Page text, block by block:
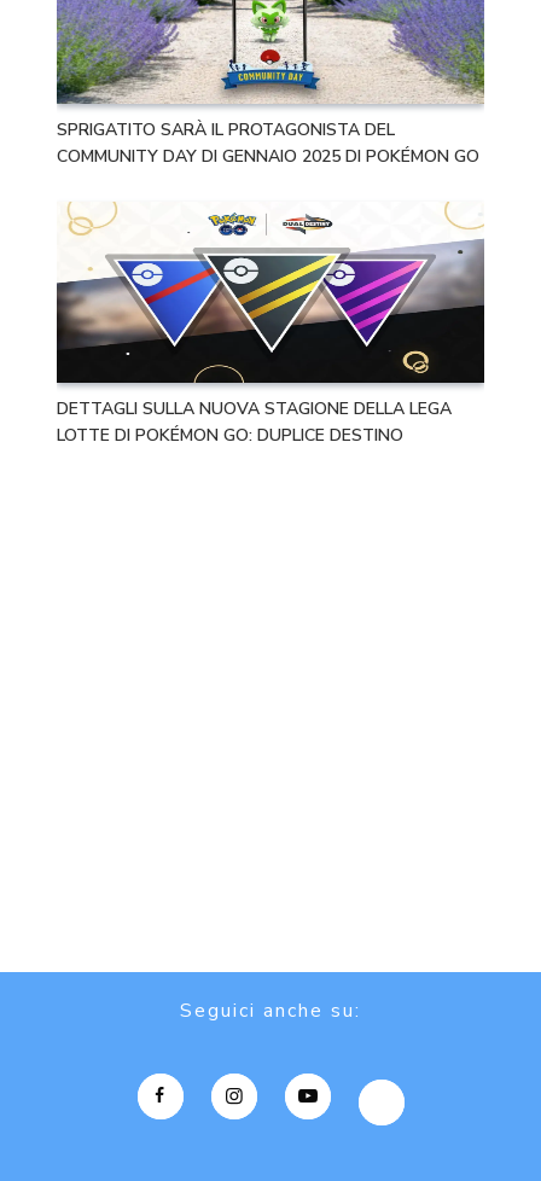
SPRIGATITO SARÀ IL PROTAGONISTA DEL
COMMUNITY DAY DI GENNAIO 2025 DI POKÉMON GO
DETTAGLI SULLA NUOVA STAGIONE DELLA LEGA
LOTTE DI POKÉMON GO: DUPLICE DESTINO
Seguici anche su: